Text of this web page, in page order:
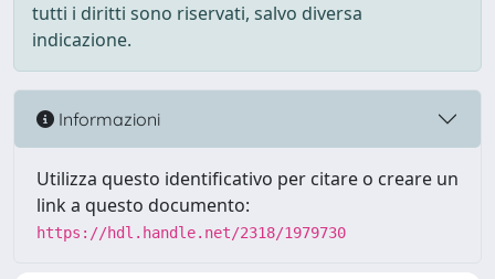
tutti i diritti sono riservati, salvo diversa
indicazione.
Informazioni
Utilizza questo identificativo per citare o creare un
link a questo documento:
https://hdl.handle.net/2318/1979730